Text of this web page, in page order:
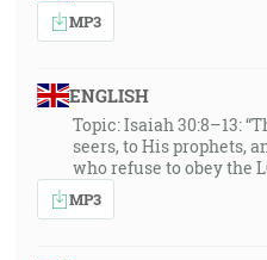
MP3
ENGLISH
Topic: Isaiah 30:8–13:
seers, to His prophets,
who refuse to obey the
MP3